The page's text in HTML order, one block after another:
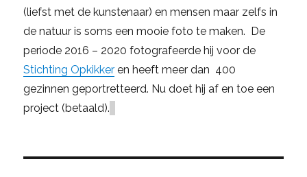
(liefst met de kunstenaar) en mensen maar zelfs in
de natuur is soms een mooie foto te maken. De
periode 2016 – 2020 fotografeerde hij voor de
Stichting Opkikker en heeft meer dan 400
gezinnen geportretteerd. Nu doet hij af en toe een
project (betaald).